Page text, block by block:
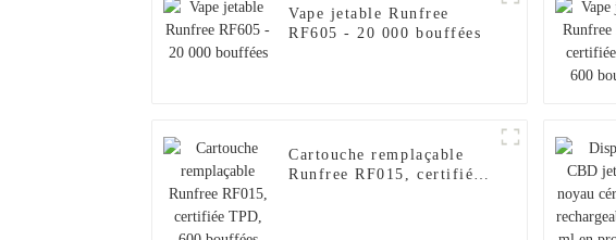
Vape jetable Runfree
RF605 - 20 000 bouffées
Cartouche remplaçable
Runfree RF015, certifiée